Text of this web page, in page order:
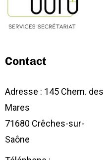
Contact
Adresse : 145 Chem. des
Mares
71680 Crêches-sur-
Saône